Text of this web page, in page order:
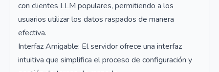
con clientes LLM populares, permitiendo a los
usuarios utilizar los datos raspados de manera
efectiva.
Interfaz Amigable: El servidor ofrece una interfaz
intuitiva que simplifica el proceso de configuración y